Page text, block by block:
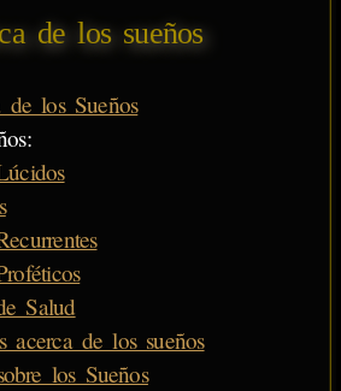
de los sueños
de los Sueños
Salud
acerca de los sueños
los Sueños